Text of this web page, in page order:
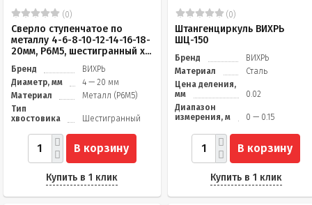
(0)
Сверло ступенчатое по
металлу 4-6-8-10-12-14-16-18-
20мм, P6M5, шестигранный х...
Бренд
ВИХРЬ
Диаметр, мм
4 — 20 мм
Материал
Металл (Р6М5)
Тип
хвостовика
Шестигранный
В корзину
Купить в 1 клик
(0)
Штангенциркуль ВИХРЬ
ШЦ-150
Бренд
ВИХРЬ
Материал
Сталь
Цена деления,
мм
0.02
Диапазон
измерения, м
0 — 0.15
В корзину
Купить в 1 клик